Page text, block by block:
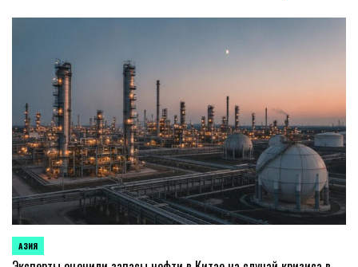
ОПУБЛИКОВАНО
В
АЗИЯ